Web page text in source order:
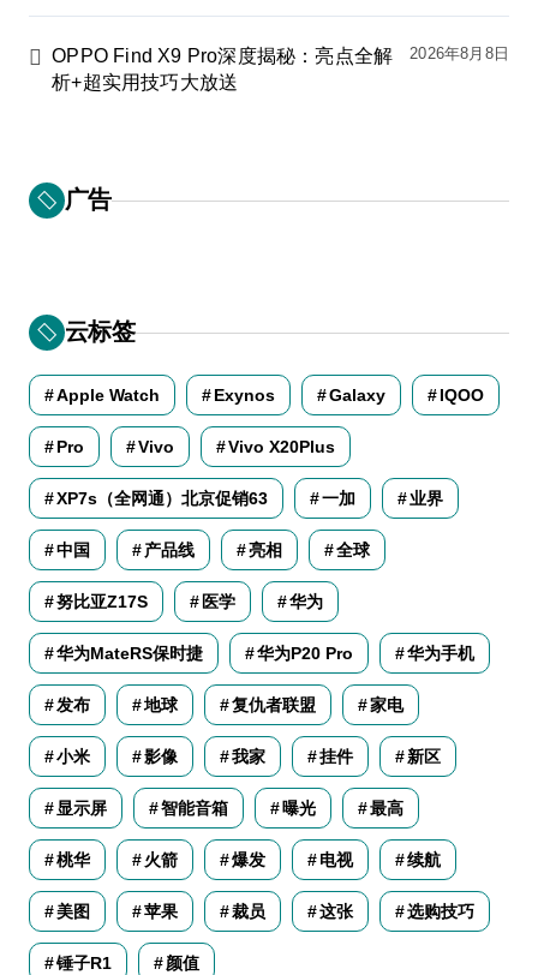
OPPO Find X9 Pro深度揭秘：亮点全解
析+超实用技巧大放送
2026年8月8日
广告
云标签
Apple Watch Exynos Galaxy IQOO
Pro Vivo Vivo X20Plus
XP7s（全网通）北京促销63 一加 业界
中国 产品线 亮相 全球
努比亚Z17S 医学 华为
华为MateRS保时捷 华为P20 Pro 华为手机
发布 地球 复仇者联盟 家电
小米 影像 我家 挂件 新区
显示屏 智能音箱 曝光 最高
桃华 火箭 爆发 电视 续航
美图 苹果 裁员 这张 选购技巧
锤子R1 颜值